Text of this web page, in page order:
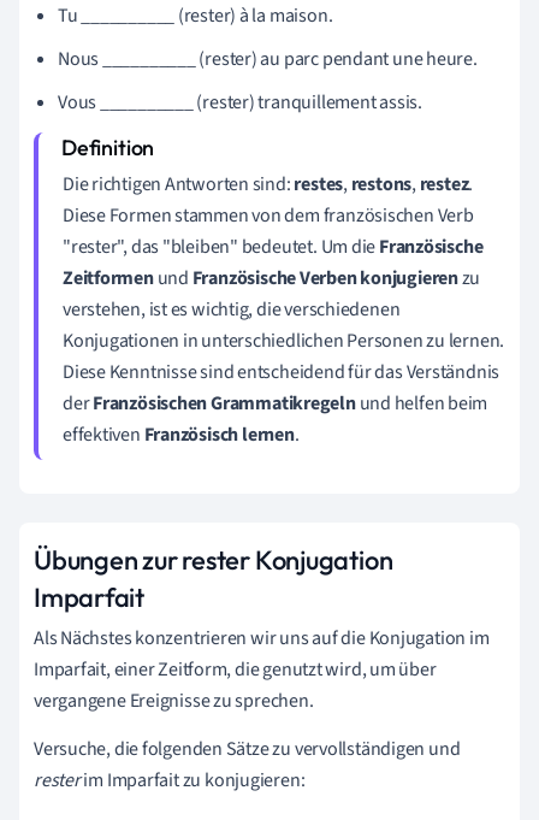
Tu __________ (rester) à la maison.
Nous __________ (rester) au parc pendant une heure.
Vous __________ (rester) tranquillement assis.
Die richtigen Antworten sind:restes,restons,restez.
Diese Formen stammen von dem französischen Verb
"rester", das "bleiben" bedeutet. Um dieFranzösische
Zeitformenund Französische Verben konjugierenzu
verstehen, ist es wichtig, die verschiedenen
Konjugationen in unterschiedlichen Personen zu lernen.
Diese Kenntnisse sind entscheidend für das Verständnis
derFranzösischen Grammatikregelnund helfen beim
effektiven Französisch lernen.
Übungen zur rester Konjugation
Imparfait
Als Nächstes konzentrieren wir uns auf die Konjugation im
Imparfait, einer Zeitform, die genutzt wird, um über
vergangene Ereignisse zu sprechen.
Versuche, die folgenden Sätze zu vervollständigen und
resterim Imparfait zu konjugieren: